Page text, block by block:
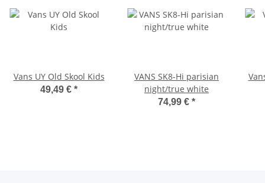
Vans UY Old Skool Kids
49,49 € *
VANS SK8-Hi parisian
night/true white
74,99 € *